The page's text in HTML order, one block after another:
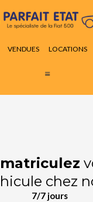
VENDUES LOCATIONS
chez
7/7 jours